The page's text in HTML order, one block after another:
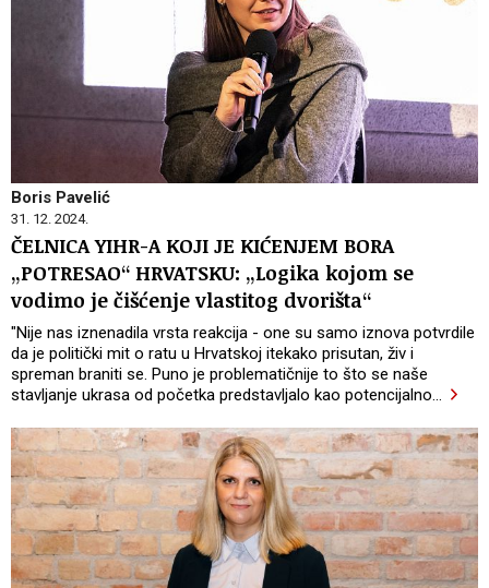
Boris Pavelić
31. 12. 2024.
ČELNICA YIHR-A KOJI JE KIĆENJEM BORA
„POTRESAO“ HRVATSKU: „Logika kojom se
vodimo je čišćenje vlastitog dvorišta“
"Nije nas iznenadila vrsta reakcija - one su samo iznova potvrdile
da je politički mit o ratu u Hrvatskoj itekako prisutan, živ i
spreman braniti se. Puno je problematičnije to što se naše
stavljanje ukrasa od početka predstavljalo kao potencijalno…